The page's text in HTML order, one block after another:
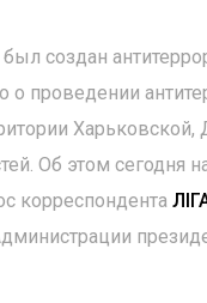
создан
о проведении
Харьковской,
Об этом сегодня
корреспондента